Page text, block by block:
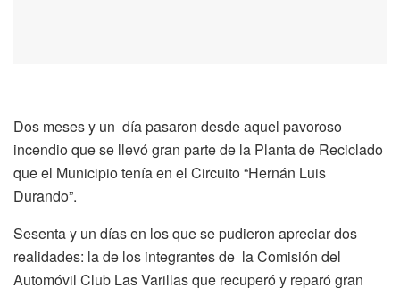
Dos meses y un día pasaron desde aquel pavoroso
incendio que se llevó gran parte de la Planta de Reciclado
que el Municipio tenía en el Circuito “Hernán Luis
Durando”.
Sesenta y un días en los que se pudieron apreciar dos
realidades: la de los integrantes de la Comisión del
Automóvil Club Las Varillas que recuperó y reparó gran